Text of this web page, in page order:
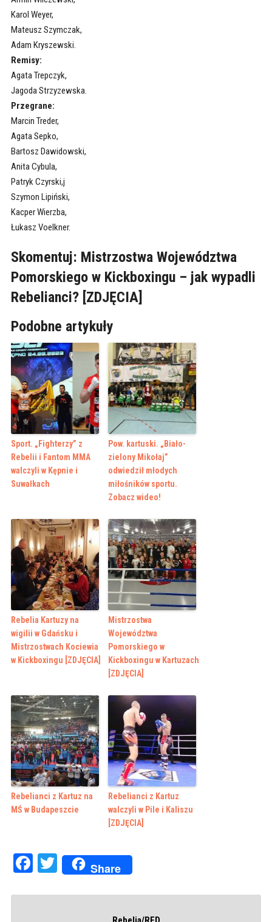
Karol Weyer,
Mateusz Szymczak,
Adam Kryszewski.
Remisy:
Agata Trepczyk,
Jagoda Strzyzewska.
Przegrane:
Marcin Treder,
Agata Sepko,
Bartosz Dawidowski,
Anita Cybula,
Patryk Czyrski,j
Szymon Lipiński,
Kacper Wierzba,
Łukasz Voelkner.
Skomentuj: Mistrzostwa Województwa
Pomorskiego w Kickboxingu – jak wypadli
Rebelianci? [ZDJĘCIA]
Podobne artykuły
Sport. „Fighterzy” z
Rebelii i Fantom MMA
walczyli w Kępnie i
Suwałkach
Pow. kartuski. „Biało-
zielony Mikołaj”
odwiedził młodych
miłośników sportu.
Zobacz wideo!
Rebelia Kartuzy na
wigilii w Gdańsku i
Mistrzostwach Kociewia
w Kickboxingu [ZDJĘCIA]
Mistrzostwa
Województwa
Pomorskiego w
Kickboxingu w Kartuzach
[ZDJĘCIA]
Rebelianci z Kartuz na
MŚ w Budapeszcie
Rebelianci z Kartuz
walczyli w Pile i Kaliszu
[ZDJĘCIA]
Facebook
Twitter
Share